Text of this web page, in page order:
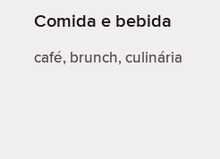
Comida e bebida
café, brunch, culinária